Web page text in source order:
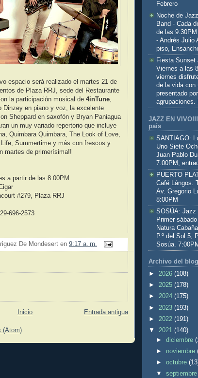
espacio será realizado el martes 21 de
de Plaza RRJ, sede del Restaurante
la participación musical de 4inTune
Dinzey en piano y voz, la excelente
Sheppard en saxofón y Bryan Paniagua
un muy variado repertorio que incluye
Quimbara Quimbara, The Look of Love,
Summertime y más con frescos y
martes de primerísima!!
a partir de las 8:00PM
#279, Plaza RRJ
696-2573
De Mondesert en 9:17 a. m.
Entrada antigua
Inicio
(Atom)
Febrero
Noche de
Band - Cada
de las
- Andrés Julio
piso,
Fiesta Sunset
Viernes a las
viernes
de la vida con
presentado
agrupaciones.
JAZZ EN
país
SANTIAGO:
Uno Siete
Juan Pablo
7:00PM,
PUERTO
Café Lángos.
Av. Gregorio
8:00PM
SOSÚA: Jazz
Primer
Natura
P.º del Sol 5,
Sosúa.
Archivo del blog
► 2026 (108)
► 2025 (178)
► 2024 (175)
► 2023 (193)
► 2022 (191)
▼ 2021 (140)
►diciembre
► noviembre
►octubre
▼